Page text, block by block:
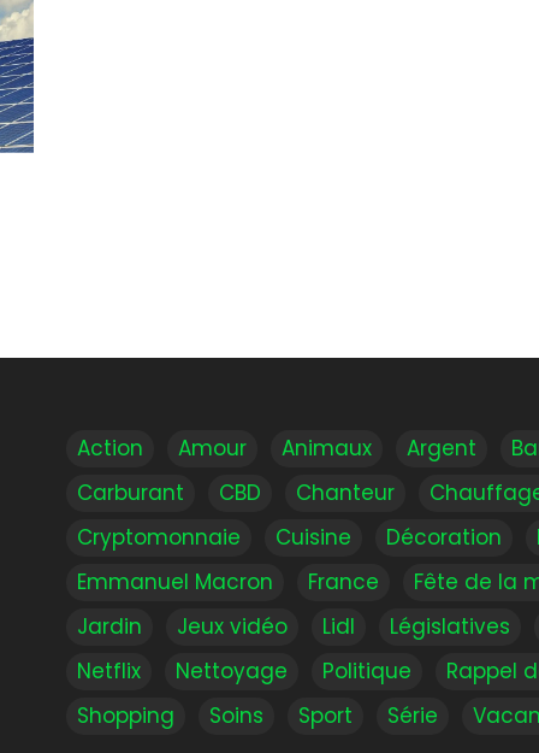
Action Amour Animaux Argent
Carburant
CBD Chanteur
Cryptomonnaie
Cuisine Décoration
Emmanuel Macron
France Fête de la
Jardin
Jeux vidéo Lidl Législatives
Netflix
Nettoyage Politique Rappel
Shopping
Soins Sport Série